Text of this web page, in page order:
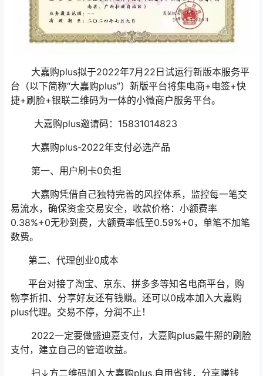
大嘉购plus拟于2022年7月22日试运行新版本服务平
台（以下简称“大嘉购plus”）新版平台将集电商+电签+快
捷+刷脸+银联二维码为一体的小微商户服务平台。
大嘉购plus邀请码：15831014823
大嘉购plus-2022年支付必选产品
第一、用户刷卡0负担
大嘉购凭借自己独特完善的风控体系，监控每一笔交
易流水，确保资金交易安全，收款价格：小额费率
0.38%+0无秒到费，大额费率低至0.59%+0，单笔不加笔
数费。
第二、代理创业0成本
平台对接了淘宝、京东、拼多多等知名电商平台，购
物享折扣、分享好友还有钱赚。还可以0成本加入大嘉购
plus代理。交易不停，分润不止！
2022一定要做盛迪嘉支付，大嘉购plus最牛掰的刷脸
支付，建立自己的管道收益。
扫↓方二维码加入大嘉购plus,自用省钱，分享赚钱